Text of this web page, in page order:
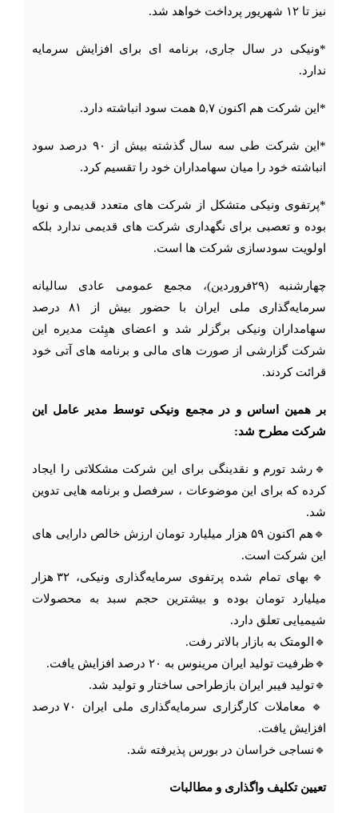
نیز تا ۱۲ شهریور پرداخت خواهد شد‌.
*ونیکی در سال جاری، برنامه ای برای افزایش سرمایه
ندارد.
*این شرکت هم اکنون ۵,۷ همت سود انباشته دارد.
*این شرکت طی سه سال گذشته بیش از ۹۰ درصد سود
انباشته خود را میان سهامداران خود را تقسیم کرد.
*پرتفوی ونیکی متشکل از شرکت های متعدد قدیمی و نوپا
بوده و تعصبی برای نگهداری شرکت های قدیمی ندارد بلکه
اولویت سودسازی شرکت ها است.
چهارشنبه (۲۹فروردین)، مجمع عمومی عادی سالیانه
سرمایه‌گذاری ملی ایران با حضور بیش از ۸۱ درصد
سهامداران ونیکی برگزلر شد و اعضای هیِئت مدیره این
شرکت گزارشی از صورت های مالی و برنامه های آتی خود
قرائت کردند.
بر همین اساس و در مجمع ونیکی توسط مدیر عامل این
شرکت مطرح شد:
🔹رشد تورم و نقدینگی برای این شرکت مشکلاتی را ایجاد
کرده که برای این موضوعات ، سرفصل و برنامه هایی تدوین
شد.
🔹هم اکنون ۵۹ هزار میلیارد تومان ارزش خالص دارایی های
این شرکت است.
🔹بهای تمام شده پرتفوی سرمایه‌گذاری ونیکی، ۳۲ هزار
میلیارد تومان بوده و بیشترین حجم سبد به محصولات
شیمیایی تعلق دارد.
🔹الومتک به بازار بالاتر رفت.
🔹ظرفیت تولید ایران مرینوس به ۲۰ درصد افزایش یافت.
🔹تولید فیبر ایران بازطراحی ساختار و تولید شد.
🔹 معاملات کارگزاری سرمایه‌گذاری ملی ایران ۷۰ درصد
افزایش یافت.
🔹نساجی خراسان در بورس پذیرفته شد.
تعیین تکلیف واگذاری و مطالبات